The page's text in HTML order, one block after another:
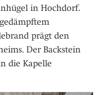
in Hochdorf.
prägt den
Der Backstein
die Kapelle